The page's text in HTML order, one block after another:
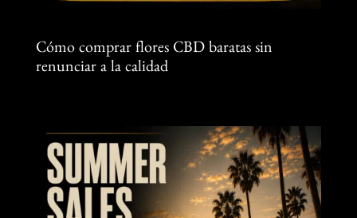
Cómo comprar flores CBD baratas sin
renunciar a la calidad